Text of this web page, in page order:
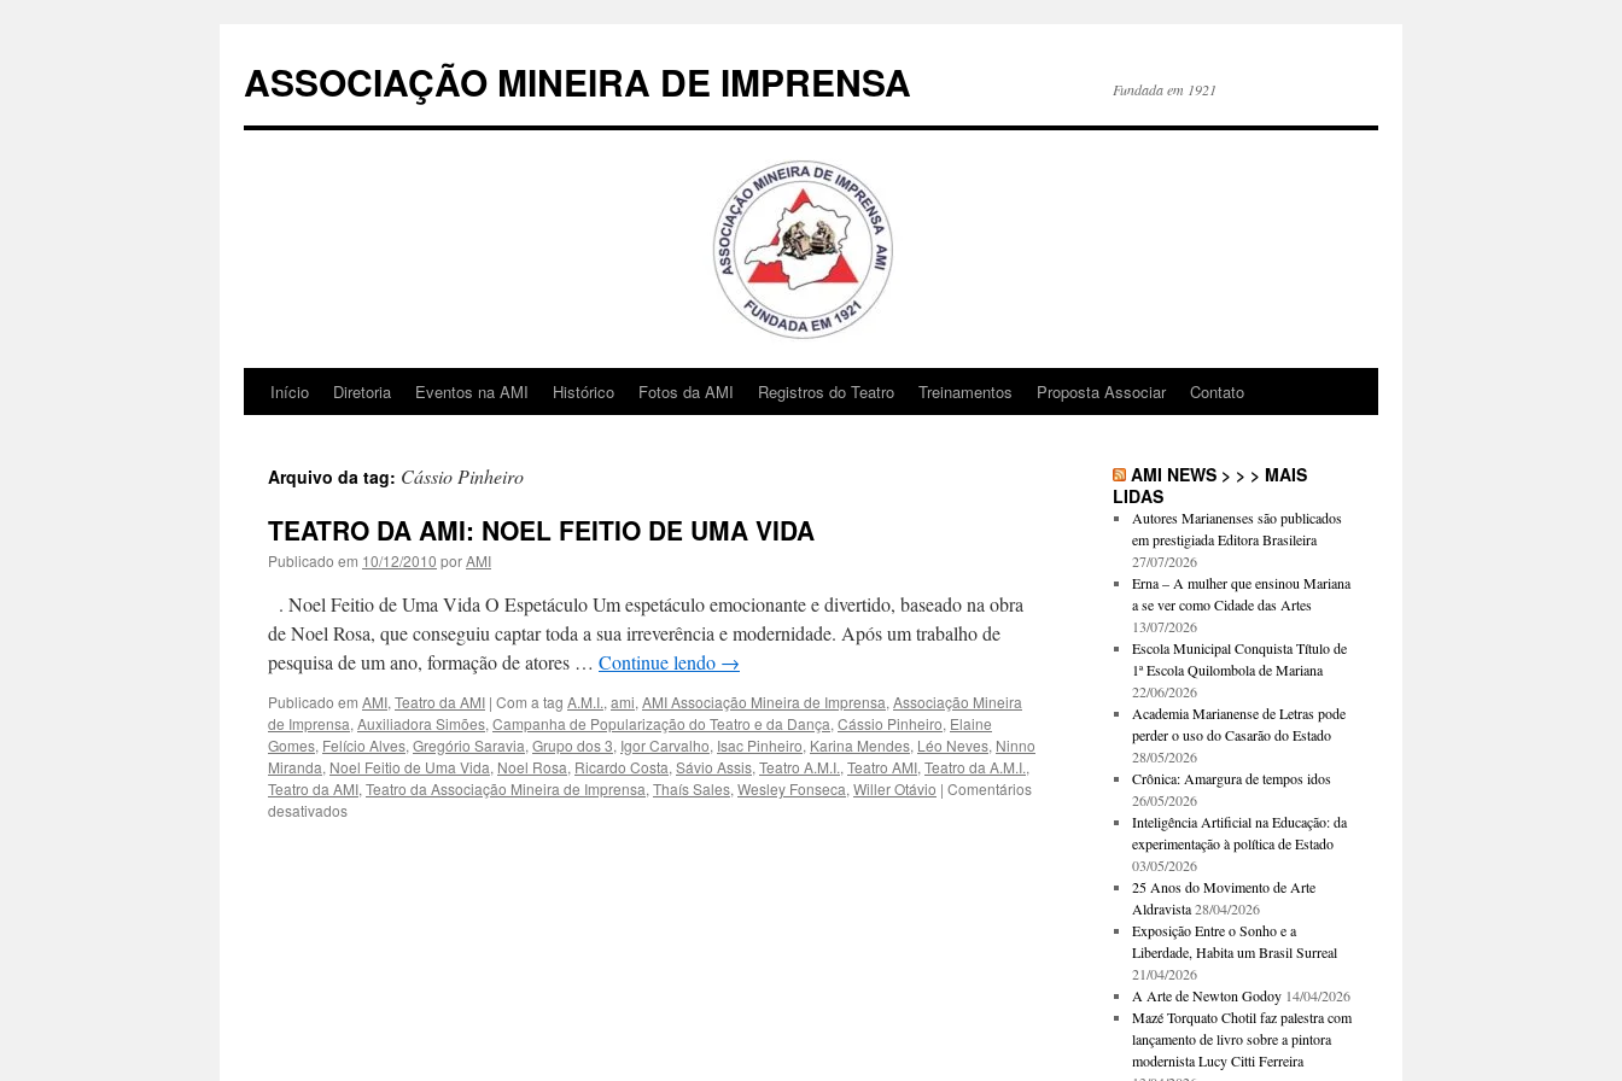
conteúdo
ASSOCIAÇÃO MINEIRA DE IMPRENSA Fundada em 1921
Início Diretoria Eventos na AMI Histórico Fotos da AMI Registros do Teatro Treinamentos Proposta Associar Contato
Arquivo da tag: Cássio Pinheiro
TEATRO DA AMI: NOEL FEITIO DE UMA VIDA
Publicado em 10/12/2010 porAMI
. Noel Feitio de Uma Vida O Espetáculo Um espetáculo emocionante e divertido, baseado na obra
de Noel Rosa, que conseguiu captar toda a sua irreverência e modernidade. Após um trabalho de
pesquisa de um ano, formação de atores … Continue lendo →
Publicado em AMI, Teatro da AMI | Com a tag A.M.I., ami, AMI Associação Mineira de Imprensa, Associação Mineira
de Imprensa, Auxiliadora Simões, Campanha de Popularização do Teatro e da Dança, Cássio Pinheiro, Elaine
Gomes, Felício Alves, Gregório Saravia, Grupo dos 3, Igor Carvalho, Isac Pinheiro, Karina Mendes, Léo Neves, Ninno
Miranda, Noel Feitio de Uma Vida, Noel Rosa, Ricardo Costa, Sávio Assis, Teatro A.M.I., Teatro AMI, Teatro da A.M.I.,
Teatro da AMI, Teatro da Associação Mineira de Imprensa, Thaís Sales, Wesley Fonseca, Willer Otávio | Comentários
desativadosem
AMI NEWS > > > MAIS
LIDAS
Autores Marianenses são publicados
em prestigiada Editora Brasileira
27/07/2026
Erna – A mulher que ensinou Mariana
a se ver como Cidade das Artes
13/07/2026
Escola Municipal Conquista Título de
1ª Escola Quilombola de Mariana
22/06/2026
Academia Marianense de Letras pode
perder o uso do Casarão do Estado
28/05/2026
Crônica: Amargura de tempos idos
26/05/2026
Inteligência Artificial na Educação: da
experimentação à política de Estado
03/05/2026
25 Anos do Movimento de Arte
Aldravista 28/04/2026
Exposição Entre o Sonho e a
Liberdade, Habita um Brasil Surreal
21/04/2026
A Arte de Newton Godoy 14/04/2026
Mazé Torquato Chotil faz palestra com
lançamento de livro sobre a pintora
modernista Lucy Citti Ferreira